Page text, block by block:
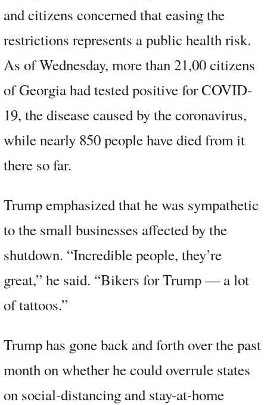
and citizens concerned that easing the
restrictions represents a public health risk.
As of Wednesday, more than 21,00 citizens
of Georgia had tested positive for COVID-
19, the disease caused by the coronavirus,
while nearly 850 people have died from it
there so far.
Trump emphasized that he was sympathetic
to the small businesses affected by the
shutdown. “Incredible people, they’re
great,” he said. “Bikers for Trump — a lot
of tattoos.”
Trump has gone back and forth over the past
month on whether he could overrule states
on social-distancing and stay-at-home